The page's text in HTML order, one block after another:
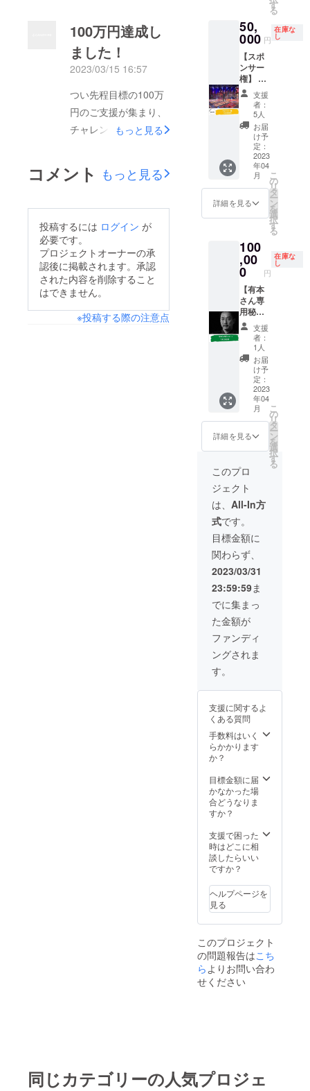
かった⁡と、いうことで
5月からオンラインサ
ロンを始めることにし
をお届けするのと共
に、誰もに必ず訪れる
“人生の終わり” に困ら
識を付けていきません
か？⁡こちらはクラウド
ターンでも出していた
ので、すでに50名以上
の方が参加予定となっ
ております！7月末ま
でにまずは100人のコ
す！！必ず為になる、
成率、171人の方から
のご支援で1,345,000
円が集まるという結果
になりました。ご支
援、応援してくださっ
た皆さま本当にありが
とうございます！！
方がシェアをしてくだ
ことのできなかった方
たちへ私の想いが届い
ていたという実感もご
ざいます。重ね重ねあ
りがとうございます。
今回のチャレンジにあ
たっては様々な葛藤や
100万円達成し
ました！
2023/03/15 16:57
つい先程目標の100万
円のご支援が集まり、
チャレンジが成功と成
してくださった方はも
ちろんのこと、SNSで
うございました！未だ
支援してくださった方
へお礼のメッセージが
まだ送れていない方が
持ちを込めて送らせて
もっと見る
コメント もっと見る
投稿するには ログイン が
必要です。
プロジェクトオーナーの承
認後に掲載されます。承認
された内容を削除すること
はできません。
※投稿する際の注意点
ご遠慮
くださ
い。
全うし
ます！
ご用命
期限：
2023年
4月1
日〜
2024年
4月1日
ご用命
回数：1
※Sakur
aさん以
外の方
のご支
援はご
す
る
50,
000 円
在庫な
し
【スポ
ンサー
権】 個
人スポ
ンサー
になっ
ていた
だける
権利で
す。HP
やイベ
ントの
チラシ
にスポ
ンサー
として
を掲載
させて
いただ
きま
す。 ※
掲載す
るお名
前を備
考欄に
ご記入
くださ
い。 ※
ニック
ネーム
での掲
載も可
能で
す。 ※
掲載期
間は
2023年
4月から
2年間で
す。
支援
者：
5人
お届
け予
定：
2023
年04
月
詳細を見る
こ
の
リ
タ
ー
ン
を
選
択
す
る
100
,00
0 円
在庫な
し
【有本
さん専
用秘書
権】
（株）
TEAM.
B代表取
締役・
有本さ
ん専用
リター
ンで
す。 有
本さん
のご用
命をお
聞き
し、全
うしま
す！ ご
用命期
限：
2023年
4月1
日〜
2024年
4月1日
ご用命
回数：1
回 ※有
本さん
以外の
方のご
支援は
い。
支援
者：
1人
お届
け予
定：
2023
年04
月
詳細を見る
こ
の
リ
タ
ー
ン
を
選
択
す
る
このプロ
ジェクト
は、 All-In方
式です。
目標金額に
関わらず、
2023/03/31
23:59:59ま
でに集まっ
た金額が
ファンディ
ングされま
す。
支援に関するよ
くある質問
手数料はいく
らかかります
か？
目標金額に届
かなかった場
合どうなりま
すか？
支援で困った
時はどこに相
談したらいい
ですか？
ヘルプページを
見る
このプロジェクト
の問題報告はこち
ら よりお問い合わ
せください
同じカテゴリーの人気プロジェ